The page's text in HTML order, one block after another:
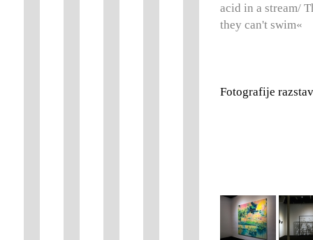
acid in a stream/
they can't swim«
Fotografije